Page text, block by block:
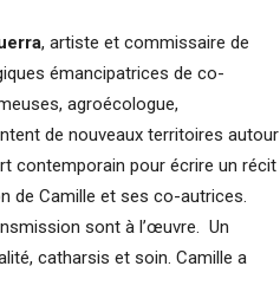
, artiste et commissaire de
émancipatrices de co-
agroécologue,
de nouveaux territoires autour
contemporain pour écrire un récit
de Camille et ses co-autrices.
sont à l’œuvre. Un
catharsis et soin. Camille a